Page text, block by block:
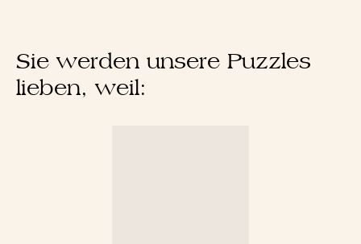
Sie werden unsere Puzzles
lieben, weil: